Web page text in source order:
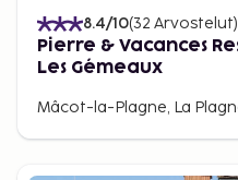
8.4/10(32 Arvostelut)
Pierre & Vacances
Les Gémeaux
Mâcot-la-Plagne, La